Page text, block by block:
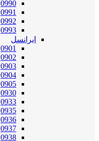
0990
0991
0992
0993
ایرانسل
0901
0902
0903
0904
0905
0930
0933
0935
0936
0937
0938